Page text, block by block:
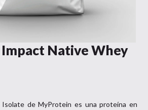
Native Whey
de MyProtein es una proteína en